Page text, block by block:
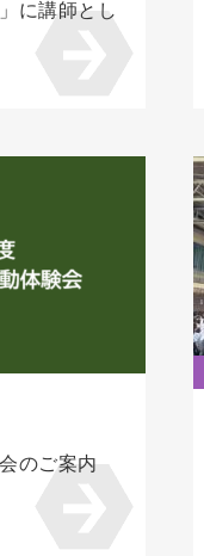
に講師とし
のご案内